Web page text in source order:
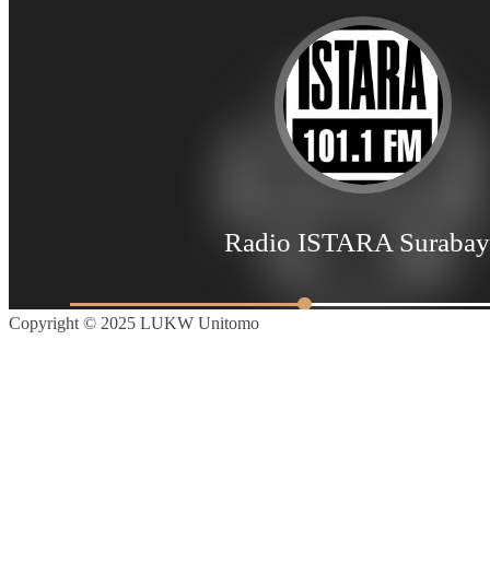
Copyright © 2025 LUKW Unitomo